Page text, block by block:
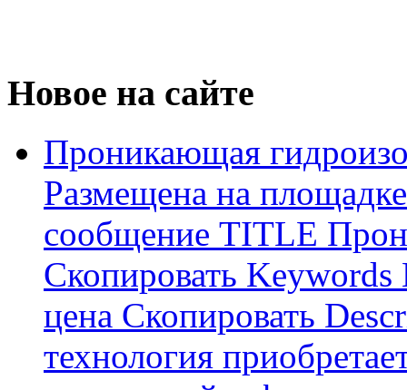
Новое на сайте
Проникающая
Размещена на
сообщение TITLE
Скопировать
цена Скопировать
технология